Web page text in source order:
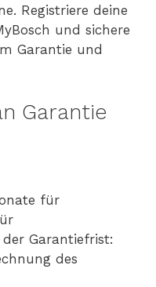
Registriere deine
und sichere
Garantie und
Garantie
für
der Garantiefrist:
des